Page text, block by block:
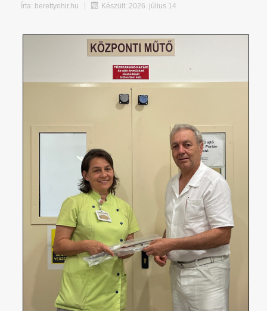
Írta: berettyohir.hu Készült: 2026. július 14.